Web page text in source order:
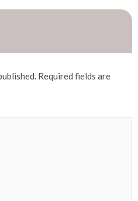
Required fields are